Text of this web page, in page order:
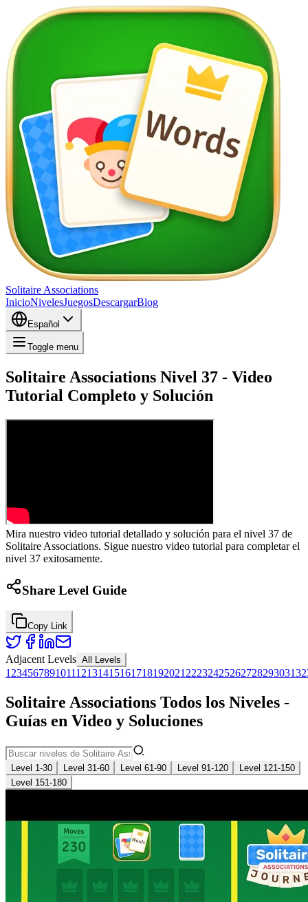
Solitaire Associations
InicioNivelesJuegosDescargarBlog
Español
Toggle menu
Solitaire Associations Nivel 37 - Video
Tutorial Completo y Solución
Mira nuestro video tutorial detallado y solución para el nivel 37 de
Solitaire Associations. Sigue nuestro video tutorial para completar el
nivel 37 exitosamente.
Share Level Guide
Copy Link
Adjacent Levels All Levels
1 23456789101112131415161718192021 2223242526272829303132
Solitaire Associations Todos los Niveles -
Guías en Video y Soluciones
Level 1-30 Level 31-60 Level 61-90 Level 91-120
Level 121-150
Level 151-180